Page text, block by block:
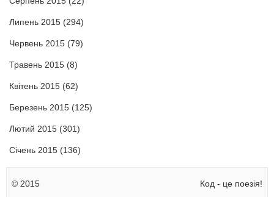
Липень 2015 (294)
Червень 2015 (79)
Травень 2015 (8)
Квітень 2015 (62)
Березень 2015 (125)
Лютий 2015 (301)
Січень 2015 (136)
© 2015 Код - це поезія!